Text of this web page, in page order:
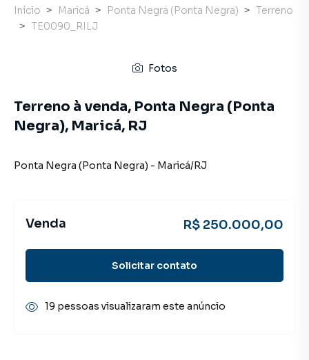
Início Maricá Ponta Negra (Ponta Negra)
Terreno
TE0090_RILJ
Fotos
Terreno à venda, Ponta Negra (Ponta
Negra), Maricá, RJ
Ponta Negra (Ponta Negra) - Maricá/RJ
Venda R$ 250.000,00
Solicitar contato
19 pessoas visualizaram este anúncio